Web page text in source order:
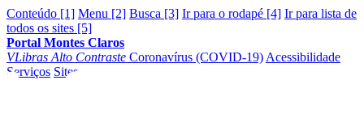
Conteúdo [1] Menu [2] Busca [3] Ir para o rodapé [4] Ir para lista de
todos os sites [5]
Portal Montes Claros
VLibras Alto Contraste Coronavírus (COVID-19) Acessibilidade
Serviços Sites